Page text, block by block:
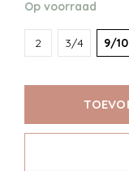
Op voorraad
2 3/4 9/10